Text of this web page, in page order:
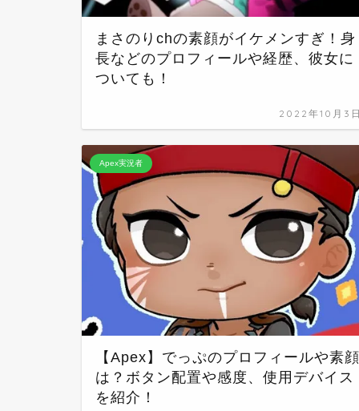
まさのりchの素顔がイケメンすぎ！身
長などのプロフィールや経歴、彼女に
ついても！
2022年10月3日
Apex実況者
【Apex】でっぷのプロフィールや素顔
は？ボタン配置や感度、使用デバイス
を紹介！